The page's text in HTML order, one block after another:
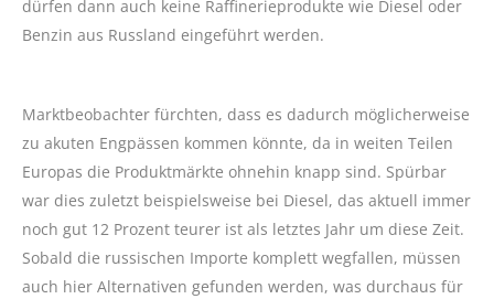
dürfen dann auch keine Raffinerieprodukte wie Diesel oder
Benzin aus Russland eingeführt werden.
Marktbeobachter fürchten, dass es dadurch möglicherweise
zu akuten Engpässen kommen könnte, da in weiten Teilen
Europas die Produktmärkte ohnehin knapp sind. Spürbar
war dies zuletzt beispielsweise bei Diesel, das aktuell immer
noch gut 12 Prozent teurer ist als letztes Jahr um diese Zeit.
Sobald die russischen Importe komplett wegfallen, müssen
auch hier Alternativen gefunden werden, was durchaus für